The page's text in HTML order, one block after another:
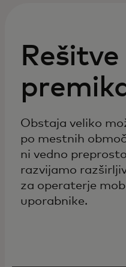
Rešitve
Obstaja veliko
po mestnih
ni vedno
razvijamo
za operaterje
uporabnike.